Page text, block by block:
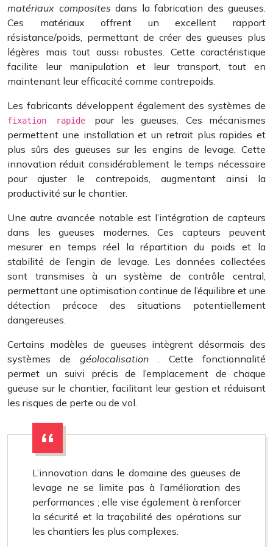
matériaux composites dans la fabrication des gueuses.
Ces matériaux offrent un excellent rapport
résistance/poids, permettant de créer des gueuses plus
légères mais tout aussi robustes. Cette caractéristique
facilite leur manipulation et leur transport, tout en
maintenant leur efficacité comme contrepoids.
Les fabricants développent également des systèmes de
fixation rapide pour les gueuses. Ces mécanismes
permettent une installation et un retrait plus rapides et
plus sûrs des gueuses sur les engins de levage. Cette
innovation réduit considérablement le temps nécessaire
pour ajuster le contrepoids, augmentant ainsi la
productivité sur le chantier.
Une autre avancée notable est l’intégration de capteurs
dans les gueuses modernes. Ces capteurs peuvent
mesurer en temps réel la répartition du poids et la
stabilité de l’engin de levage. Les données collectées
sont transmises à un système de contrôle central,
permettant une optimisation continue de l’équilibre et une
détection précoce des situations potentiellement
dangereuses.
Certains modèles de gueuses intègrent désormais des
systèmes de géolocalisation . Cette fonctionnalité
permet un suivi précis de l’emplacement de chaque
gueuse sur le chantier, facilitant leur gestion et réduisant
les risques de perte ou de vol.
L’innovation dans le domaine des gueuses de
levage ne se limite pas à l’amélioration des
performances ; elle vise également à renforcer
la sécurité et la traçabilité des opérations sur
les chantiers les plus complexes.